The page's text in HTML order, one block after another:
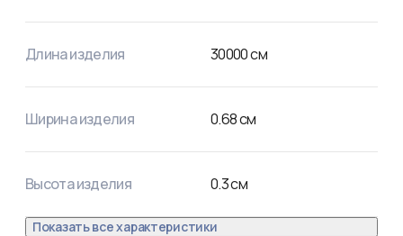
Длина изделия 30000см
Ширина изделия 0.68см
Высота изделия 0.3см
Показать все характеристики